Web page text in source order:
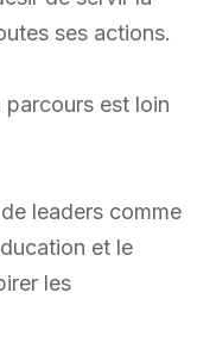
ses actions.
parcours est loin
leaders comme
et le
les